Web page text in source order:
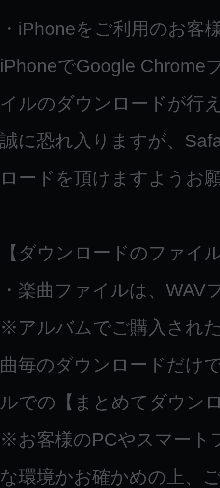
・iPhoneをご利用のお客
iPhoneでGoogle Chrome
イルのダウンロードが行
誠に恐れ入りますが、
ロードを頂けますようお
【ダウンロードのファイ
・楽曲ファイルは、
※アルバムでご購入され
曲毎のダウンロードだけ
ルでの【まとめてダウン
※お客様のPCやスマート
な環境かお確かめの上、